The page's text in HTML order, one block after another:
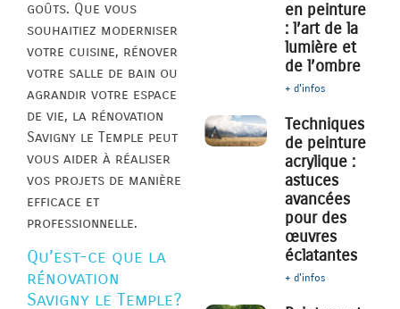
goûts. Que vous
souhaitiez moderniser
votre cuisine, rénover
votre salle de bain ou
agrandir votre espace
de vie, la rénovation
Savigny le Temple peut
vous aider à réaliser
vos projets de manière
efficace et
professionnelle.
Qu’est-ce que la
rénovation
Savigny le Temple?
en peinture
: l’art de la
lumière et
de l’ombre
+ d'infos
Techniques
de peinture
acrylique :
astuces
avancées
pour des
œuvres
éclatantes
+ d'infos